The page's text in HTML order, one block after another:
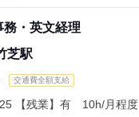
・英文経理
芝駅
交通費全額支給
【残業】有 10h/月程度